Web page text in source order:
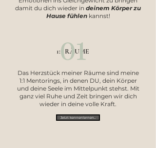
damit du dich wieder in deinem Körper zu
Hause fühlen kannst!
1:1 RÄUME
01
Das Herzstück meiner Räume sind meine
1:1 Mentorings, in denen DU, dein Körper
und deine Seele im Mittelpunkt stehst. Mit
ganz viel Ruhe und Zeit bringen wir dich
wieder in deine volle Kraft.
Jetzt kennenlernen...